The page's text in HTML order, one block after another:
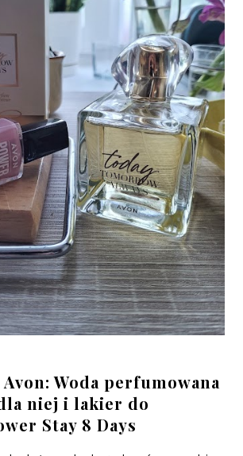
Woda perfumowana
niej i lakier do
Stay 8 Days